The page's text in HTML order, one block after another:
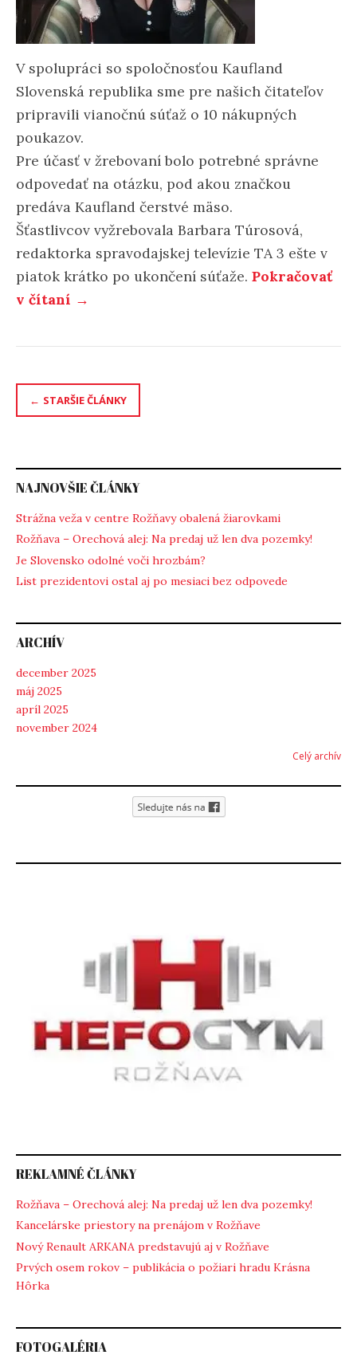
V spolupráci so spoločnosťou Kaufland
Slovenská republika sme pre našich čitateľov
pripravili vianočnú súťaž o 10 nákupných
poukazov.
Pre účasť v žrebovaní bolo potrebné správne
odpovedať na otázku, pod akou značkou
predáva Kaufland čerstvé mäso.
Šťastlivcov vyžrebovala Barbara Túrosová,
redaktorka spravodajskej televízie TA 3 ešte v
piatok krátko po ukončení súťaže. Pokračovať
v čítaní →
Navigácia
STARŠIE ČLÁNKY
NAJNOVŠIE ČLÁNKY
Strážna veža v centre Rožňavy obalená žiarovkami
Rožňava – Orechová alej: Na predaj už len dva pozemky!
Je Slovensko odolné voči hrozbám?
List prezidentovi ostal aj po mesiaci bez odpovede
ARCHÍV
december 2025
máj 2025
apríl 2025
november 2024
Celý archív
REKLAMNÉ ČLÁNKY
Rožňava – Orechová alej: Na predaj už len dva pozemky!
Kancelárske priestory na prenájom v Rožňave
Nový Renault ARKANA predstavujú aj v Rožňave
Prvých osem rokov – publikácia o požiari hradu Krásna
Hôrka
FOTOGALÉRIA